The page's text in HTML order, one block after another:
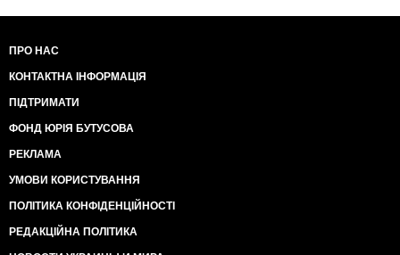
ПРО НАС
КОНТАКТНА ІНФОРМАЦІЯ
ПІДТРИМАТИ
ФОНД ЮРІЯ БУТУСОВА
РЕКЛАМА
УМОВИ КОРИСТУВАННЯ
ПОЛІТИКА КОНФІДЕНЦІЙНОСТІ
РЕДАКЦІЙНА ПОЛІТИКА